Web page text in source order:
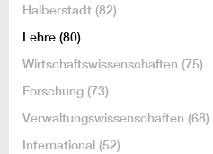
Halberstadt (82)
Lehre (80)
Wirtschaftswissenschaften (75)
Forschung (73)
Verwaltungswissenschaften (68)
International (52)